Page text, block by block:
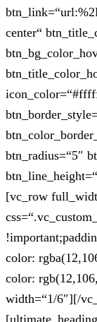
center“
btn_radius=“5″
[vc_row
color:
color:
width=“1/6″][/